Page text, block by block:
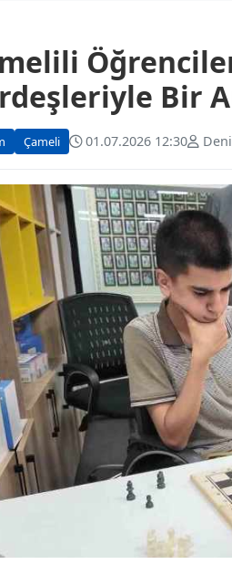
Bir
Çameli 01.07.2026 12:30